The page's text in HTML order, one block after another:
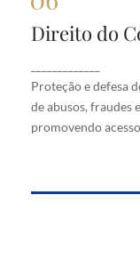
Direito do
Proteção e defesa
de abusos, fraudes
promovendo
situações de
injustas,